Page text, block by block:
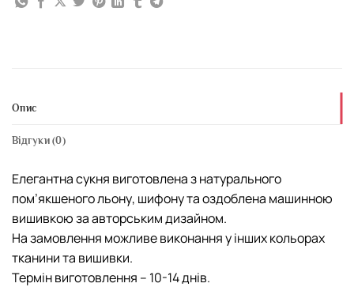
Опис
Відгуки (0)
Елегантна сукня виготовлена з натурального
пом’якшеного льону, шифону та оздоблена машинною
вишивкою за авторським дизайном.
На замовлення можливе виконання у інших кольорах
тканини та вишивки.
Термін виготовлення – 10-14 днів.